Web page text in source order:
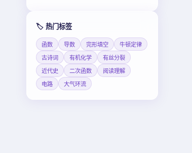
🏷️ 热门标签
函数 导数 完形填空
牛顿定律
古诗词
有机化学
有丝分裂
近代史
二次函数
阅读理解
电路
大气环流